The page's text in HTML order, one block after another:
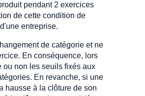
pendant 2 exercices
de cette condition de
entreprise.
de catégorie et ne
En conséquence, lors
ou non les seuils fixés aux
En revanche, si une
hausse à la clôture de son